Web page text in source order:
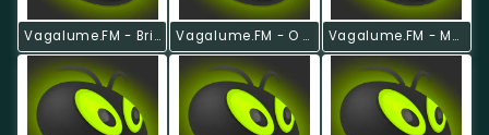
Vagalume.FM - Britpop Vagalume.FM - O Melhor De Nirvana Vagalume.FM - Músicas Para Jantar A Dois